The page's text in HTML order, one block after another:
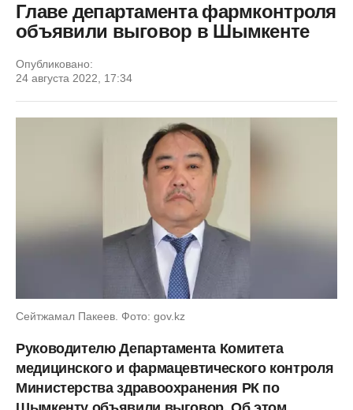
Главе департамента фармконтроля
объявили выговор в Шымкенте
Опубликовано:
24 августа 2022, 17:34
Сейтжамал Пакеев. Фото: gov.kz
Руководителю Департамента Комитета
медицинского и фармацевтического контроля
Министерства здравоохранения РК по